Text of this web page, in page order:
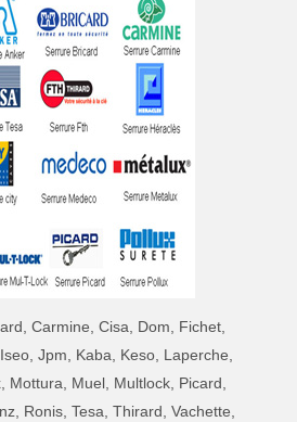
Carmine, Cisa, Dom, Fichet,
Jpm, Kaba, Keso, Laperche,
Mottura, Muel, Multlock, Picard,
Ronis, Tesa, Thirard, Vachette,